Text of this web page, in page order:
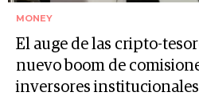
MONEY
El auge de las cripto-
nuevo boom de
inversores institucionales